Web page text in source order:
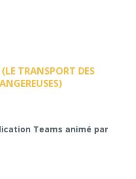
TRANSPORT DES
Teams animé par